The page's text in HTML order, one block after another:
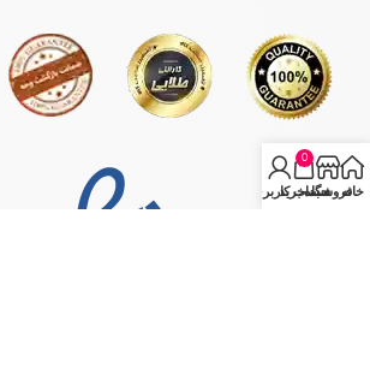
خانهفروشگاه
0
سبد خرید
حساب کاربری من